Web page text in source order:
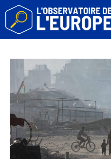
Aller
contenu